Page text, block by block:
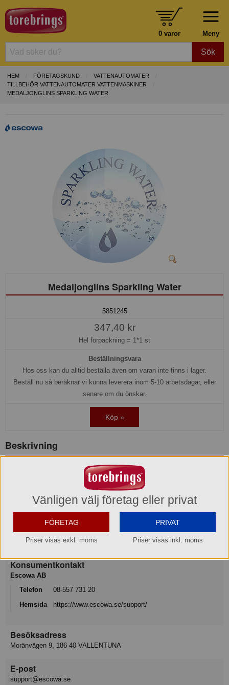
Meny
0 varor
Sök
HEM FÖRETAGSKUND
VATTENAUTOMATER
TILLBEHÖR VATTENAUTOMATER VATTENMASKINER
MEDALJONGLINS SPARKLING WATER
Medaljonglins Sparkling Water
5851245
347,40 kr
Hel förpackning = 1*1 st
Beställningsvara
Hos oss kan du alltid beställa även om varan inte finns i lager.
Beställ nu så beräknar vi kunna leverera inom 5-10 arbetsdagar, eller
senare om du önskar.
Köp »
Beskrivning
Lins som passar till Medaljong för Albatross.
Produktinformation
Varumärke
Escowa
Konsumentkontakt
Escowa AB
Telefon
08-557 731 20
Hemsida
https://www.escowa.se/support/
Besöksadress
Moränvägen 9, 186 40 VALLENTUNA
E-post
support@escowa.se
Vänligen välj företag eller privat
FÖRETAG
Priser visas exkl. moms
PRIVAT
Priser visas inkl. moms